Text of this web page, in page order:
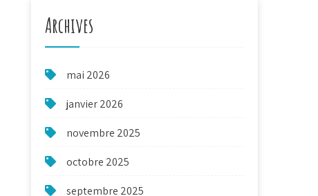
Archives
mai 2026
janvier 2026
novembre 2025
octobre 2025
septembre 2025